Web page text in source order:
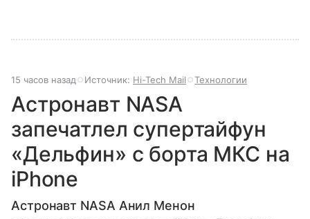
15 часов назад Источник: Hi-Tech Mail Технологии
Астронавт NASA
запечатлел супертайфун
«Дельфин» с борта МКС на
iPhone
Астронавт NASA Анил Менон